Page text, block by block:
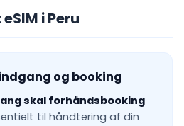
i Peru
og booking
skal forhåndsbooking
til håndtering af din